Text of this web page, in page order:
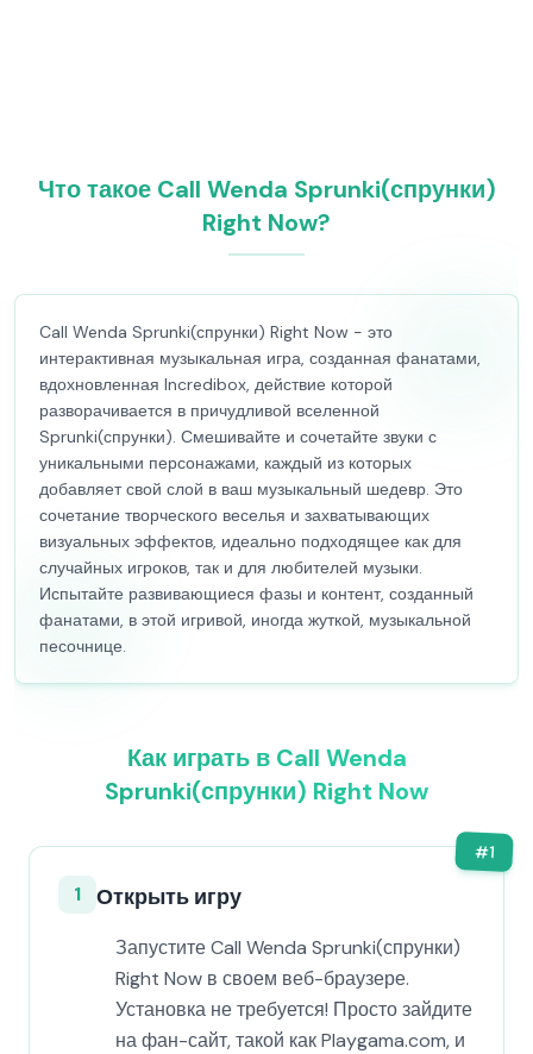
Что такое Call Wenda Sprunki(спрунки)
Right Now?
Call Wenda Sprunki(спрунки) Right Now - это
интерактивная музыкальная игра, созданная фанатами,
вдохновленная Incredibox, действие которой
разворачивается в причудливой вселенной
Sprunki(спрунки). Смешивайте и сочетайте звуки с
уникальными персонажами, каждый из которых
добавляет свой слой в ваш музыкальный шедевр. Это
сочетание творческого веселья и захватывающих
визуальных эффектов, идеально подходящее как для
случайных игроков, так и для любителей музыки.
Испытайте развивающиеся фазы и контент, созданный
фанатами, в этой игривой, иногда жуткой, музыкальной
песочнице.
Как играть в Call Wenda
Sprunki(спрунки) Right Now
#1
1 Открыть игру
Запустите Call Wenda Sprunki(спрунки)
Right Now в своем веб-браузере.
Установка не требуется! Просто зайдите
на фан-сайт, такой как Playgama.com, и